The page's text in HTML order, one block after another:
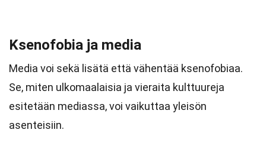
Ksenofobia ja media
Media voi sekä lisätä että vähentää ksenofobiaa.
Se, miten ulkomaalaisia ja vieraita kulttuureja
esitetään mediassa, voi vaikuttaa yleisön
asenteisiin.